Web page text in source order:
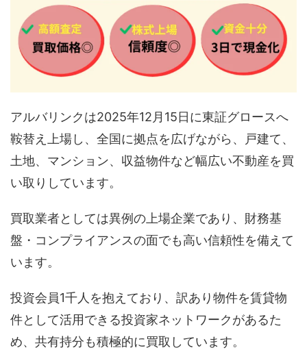
アルバリンクは2025年12月15日に東証グロースへ
鞍替え上場し、全国に拠点を広げながら、戸建て、
土地、マンション、収益物件など幅広い不動産を買
い取りしています。
買取業者としては異例の上場企業であり、財務基
盤・コンプライアンスの面でも高い信頼性を備えて
います。
投資会員1千人を抱えており、訳あり物件を賃貸物
件として活用できる投資家ネットワークがあるた
め、共有持分も積極的に買取しています。